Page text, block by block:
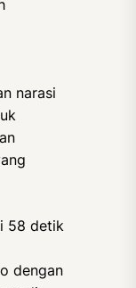
narasi
58 detik
dengan